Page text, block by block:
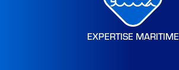
EXPERTISE MARITIME